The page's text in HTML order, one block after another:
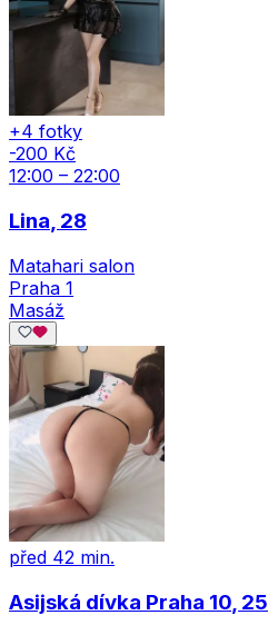
+4 fotky
-200 Kč
12:00 – 22:00
Lina, 28
Matahari salon
Praha 1
Masáž
před 42 min.
Asijská dívka Praha 10, 25